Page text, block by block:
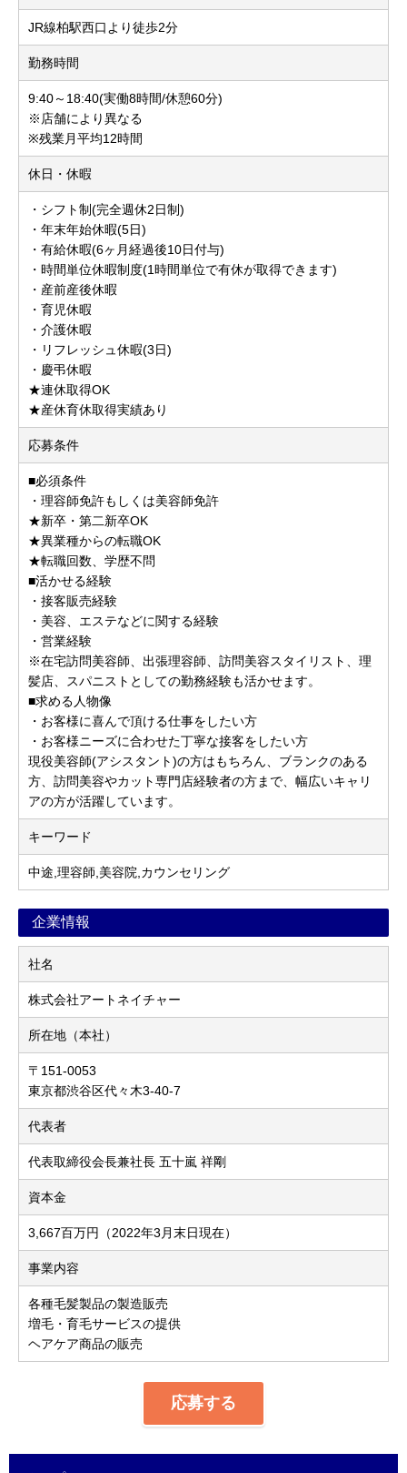
JR線柏駅西口より徒歩2分
勤務時間
9:40～18:40(実働8時間/休憩60分)
※店舗により異なる
※残業月平均12時間
休日・休暇
・シフト制(完全週休2日制)
・年末年始休暇(5日)
・有給休暇(6ヶ月経過後10日付与)
・時間単位休暇制度(1時間単位で有休が取得できます)
・産前産後休暇
・育児休暇
・介護休暇
・リフレッシュ休暇(3日)
・慶弔休暇
★連休取得OK
★産休育休取得実績あり
応募条件
■必須条件
・理容師免許もしくは美容師免許
★新卒・第二新卒OK
★異業種からの転職OK
★転職回数、学歴不問
■活かせる経験
・接客販売経験
・美容、エステなどに関する経験
・営業経験
※在宅訪問美容師、出張理容師、訪問美容スタイリスト、理
髪店、スパニストとしての勤務経験も活かせます。
■求める人物像
・お客様に喜んで頂ける仕事をしたい方
・お客様ニーズに合わせた丁寧な接客をしたい方
現役美容師(アシスタント)の方はもちろん、ブランクのある
方、訪問美容やカット専門店経験者の方まで、幅広いキャリ
アの方が活躍しています。
キーワード
中途,理容師,美容院,カウンセリング
企業情報
社名
株式会社アートネイチャー
所在地（本社）
〒151-0053
東京都渋谷区代々木3-40-7
代表者
代表取締役会長兼社長 五十嵐 祥剛
資本金
3,667百万円（2022年3月末日現在）
事業内容
各種毛髪製品の製造販売
増毛・育毛サービスの提供
ヘアケア商品の販売
応募する